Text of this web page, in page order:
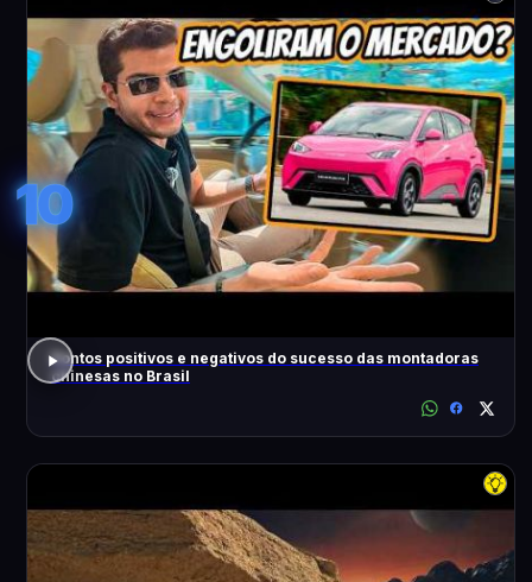
10
Pontos positivos e negativos do sucesso das montadoras
chinesas no Brasil